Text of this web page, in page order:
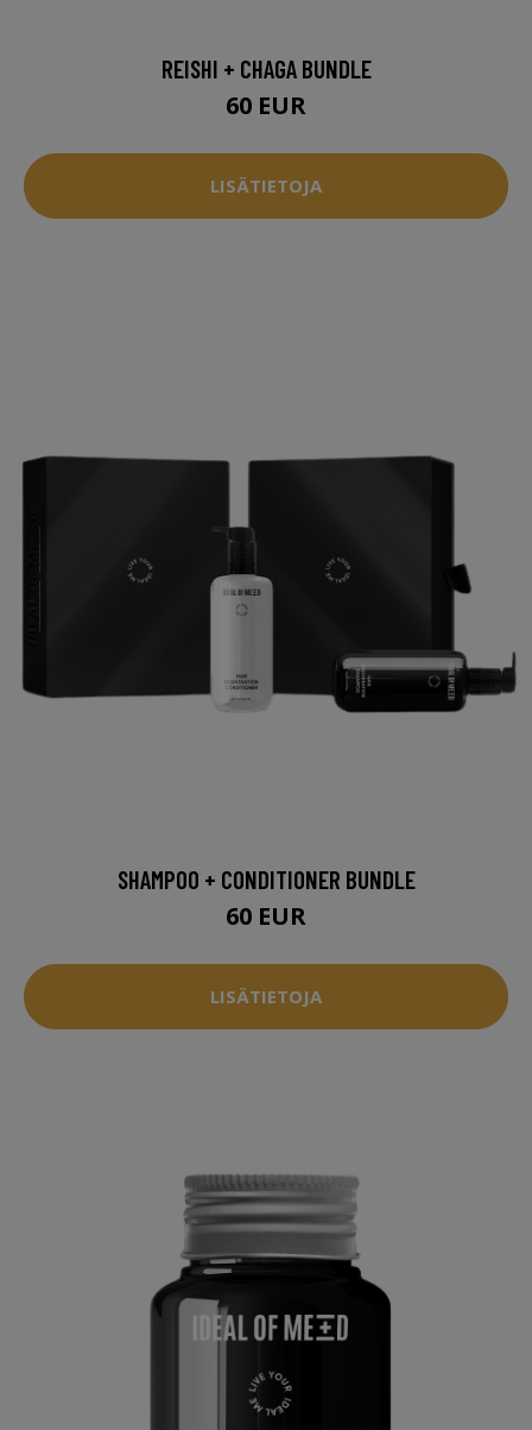
REISHI + CHAGA BUNDLE
60 EUR
LISÄTIETOJA
SHAMPOO + CONDITIONER BUNDLE
60 EUR
LISÄTIETOJA